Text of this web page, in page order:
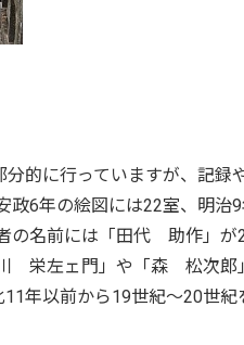
的に行っていますが、記録
政6年の絵図には22室、明治
の名前には「田代 助作」が
栄左ェ門」や「森 松次郎
年以前から19世紀～20世紀